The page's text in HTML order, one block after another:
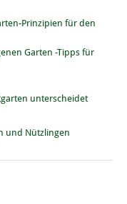
Prinzipien für den
Garten -Tipps für
unterscheidet
und Nützlingen